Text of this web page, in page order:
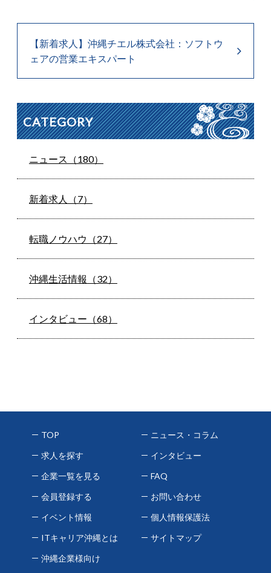
【新着求人】沖縄チエル株式会社：ソフトウ
ェアの営業エキスパート
CATEGORY
ニュース（180）
新着求人（7）
転職ノウハウ（27）
沖縄生活情報（32）
インタビュー（68）
TOP
求人を探す
企業一覧を見る
会員登録する
イベント情報
ITキャリア沖縄とは
沖縄企業様向け
ニュース・コラム
インタビュー
FAQ
お問い合わせ
個人情報保護法
サイトマップ